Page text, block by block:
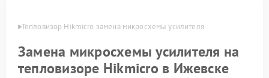
Тепловизор Hikmicro замена микросхемы усилителя
Замена микросхемы усилителя на
тепловизоре Hikmicro в Ижевске